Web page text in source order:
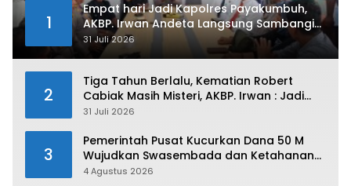
1
Empat hari Jadi Kapolres Payakumbuh,
AKBP. Irwan Andeta Langsung Sambangi
PWI Kota Payakumbuh
31 Juli 2026
2
Tiga Tahun Berlalu, Kematian Robert
Cabiak Masih Misteri, AKBP. Irwan : Jadi
Atensi Kita
31 Juli 2026
3
Pemerintah Pusat Kucurkan Dana 50 M
Wujudkan Swasembada dan Ketahanan
Pangan di Kabupaten 50 Kota
4 Agustus 2026